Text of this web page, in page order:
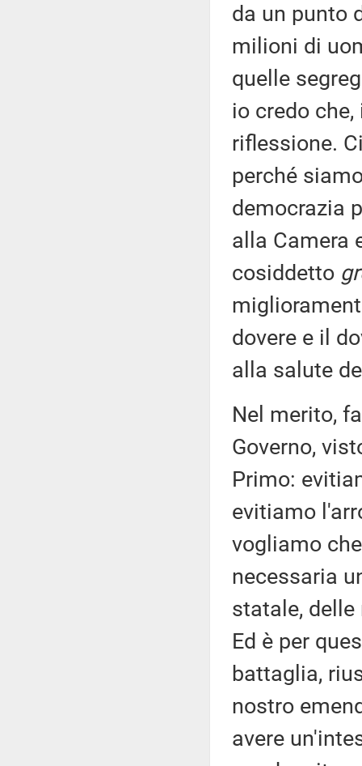
da un punto
milioni di
quelle
io credo
riflessione.
perché
democrazia
alla Camera
cosiddetto
dovere e il
alla salute
Nel merito,
Governo,
Primo:
evitiamo
vogliamo
necessaria
statale,
Ed è per
battaglia,
nostro
avere